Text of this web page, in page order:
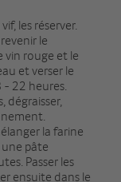
les réserver.
le
vin rouge et le
et verser le
22 heures.
dégraisser,
la farine
pâte
Passer les
ensuite dans le